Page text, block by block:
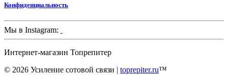
Конфиденциальность
Мы в Instagram:
Интернет-магазин Топрепитер
© 2026 Усиление сотовой связи | toprepiter.ru™